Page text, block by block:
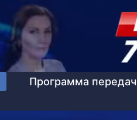
Программа передач